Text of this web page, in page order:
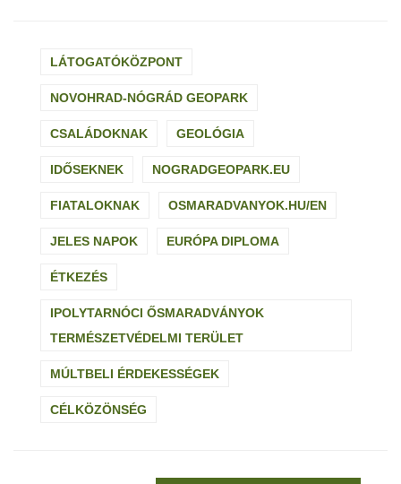
LÁTOGATÓKÖZPONT
NOVOHRAD-NÓGRÁD GEOPARK
CSALÁDOKNAK GEOLÓGIA
IDŐSEKNEK NOGRADGEOPARK.EU
FIATALOKNAK OSMARADVANYOK.HU/EN
JELES NAPOK EURÓPA DIPLOMA
ÉTKEZÉS
IPOLYTARNÓCI ŐSMARADVÁNYOK
TERMÉSZETVÉDELMI TERÜLET
MÚLTBELI ÉRDEKESSÉGEK
CÉLKÖZÖNSÉG